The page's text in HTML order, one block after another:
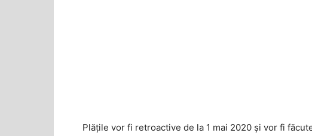
Plățile vor fi retroactive de la 1 mai 2020 și vor fi